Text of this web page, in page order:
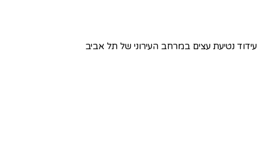
עידוד נטיעת עצים במרחב העירוני של תל אביב